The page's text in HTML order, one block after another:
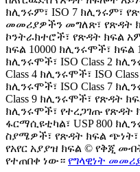
ክሊንሩም፣ ISO 7 ክሊንሩም፣
መመሪያዎችን መግለጽ፣ የጽዳት
ኮንትራክተሮች፣ የጽዳት ክፍል
ክፍል 10000 ክሊንሩሞች፣ ክፍል
ክሊንሩሞች፣ ISO Class 2
Class 4 ክሊንሩሞች፣ ISO
ክሊንሩሞች፣ ISO Class 7
Class 9 ክሊንሩሞች፣ የጽዳት
ክሊንሩሞች፣ የተረጋገጡ የጽዳት
ፋርማሲዩቲካል፣ USP 800
ስያሜዎች፣ የጽዳት ክፍል ጭነት፣
የአየር አያያዝ ክፍል © የቅጂ
የተጠበቀ ነው። የግላዊነት